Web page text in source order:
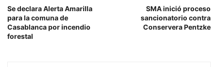
Se declara Alerta Amarilla
para la comuna de
Casablanca por incendio
forestal
SMA inició proceso
sancionatorio contra
Conservera Pentzke